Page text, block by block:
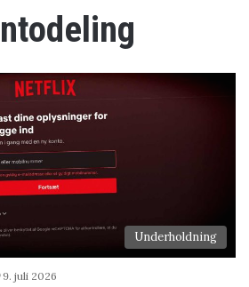
Underholdning
9. juli 2026